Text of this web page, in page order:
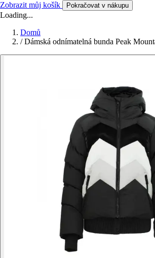
Zobrazit můj košík Pokračovat v nákupu
Loading...
Domů
/ Dámská odnímatelná bunda Peak